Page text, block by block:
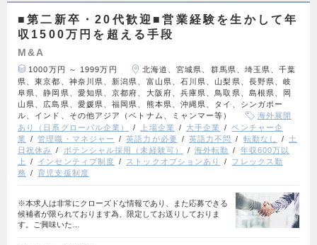
■第二新卒・20代歓迎■営業経験を生かして年
収1500万円を超える手段
M&A
1000万円 ～ 1999万円
北海道、宮城県、群馬県、埼玉県、千葉
県、東京都、神奈川県、新潟県、富山県、石川県、山梨県、長野県、岐
阜県、静岡県、愛知県、京都府、大阪府、兵庫県、鳥取県、島根県、岡
山県、広島県、愛媛県、福岡県、熊本県、沖縄県、タイ、シンガポー
ル、インド、その他アジア（ベトナム、ミャンマー等）
海外展開
あり（日系グローバル企業）
上場企業 大手企業
ベンチャー企
業
管理職・マネジャー 英語力が必要 英語力不問 転勤なし
土
日祝休み
ポテンシャル採用（未経験可） 海外転勤
年収600万以
上
インセンティブ制度 ストックオプションあり
フレックス勤
務
育児支援制度
※本求人は非常にクローズドな情報であり、また応募できる
候補者が限られております為、限定してお送りしておりま
す。ご興味いた…